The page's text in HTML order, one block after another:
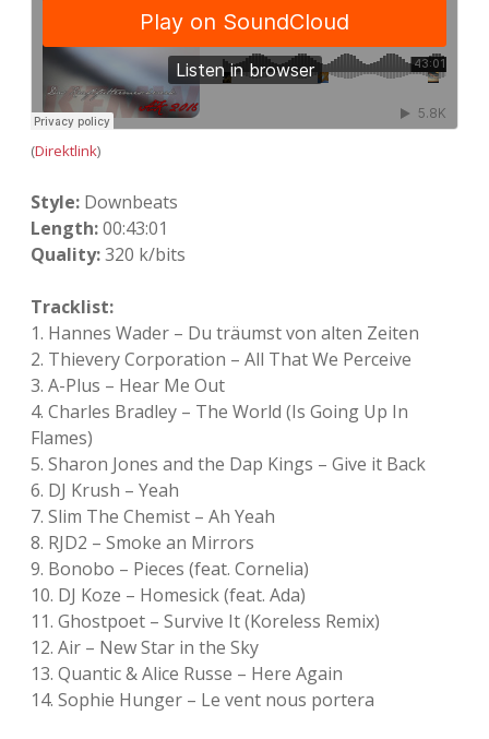
Adventskalender 2021
Adventskalender 2022
Adventskalender 2023
(Direktlink)
Style: Downbeats
Length:00:43:01
Quality:320 k/bits
Tracklist:
1. Hannes Wader – Du träumst von alten Zeiten
2. Thievery Corporation – All That We Perceive
3. A-Plus – Hear Me Out
4. Charles Bradley – The World (Is Going Up In
Flames)
5. Sharon Jones and the Dap Kings – Give it Back
6. DJ Krush – Yeah
7. Slim The Chemist – Ah Yeah
8. RJD2 – Smoke an Mirrors
9. Bonobo – Pieces (feat. Cornelia)
10. DJ Koze – Homesick (feat. Ada)
11. Ghostpoet – Survive It (Koreless Remix)
12. Air – New Star in the Sky
13. Quantic & Alice Russe – Here Again
14. Sophie Hunger – Le vent nous portera